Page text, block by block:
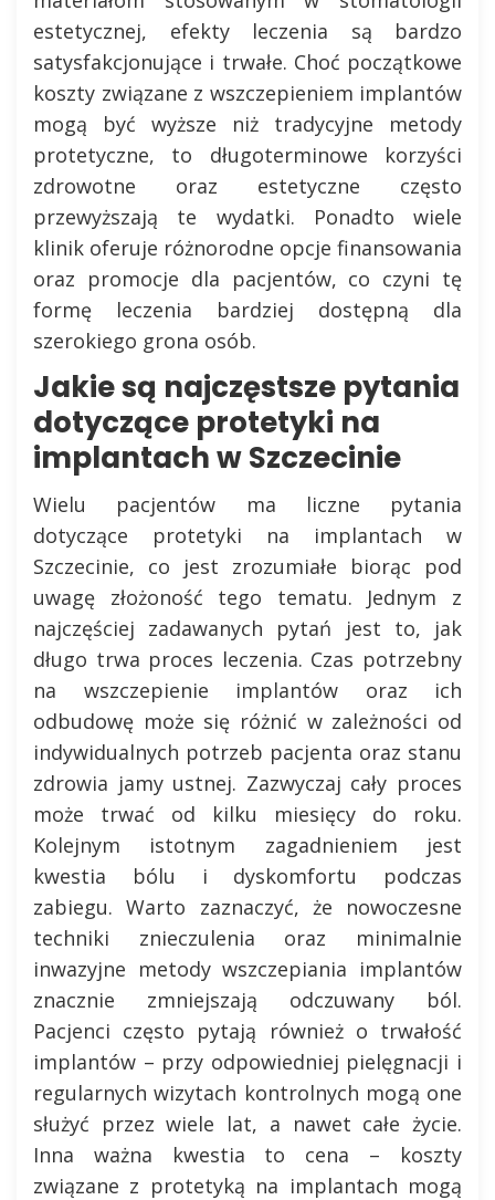
estetycznej, efekty leczenia są bardzo
satysfakcjonujące i trwałe. Choć początkowe
koszty związane z wszczepieniem implantów
mogą być wyższe niż tradycyjne metody
protetyczne, to długoterminowe korzyści
zdrowotne oraz estetyczne często
przewyższają te wydatki. Ponadto wiele
klinik oferuje różnorodne opcje finansowania
oraz promocje dla pacjentów, co czyni tę
formę leczenia bardziej dostępną dla
szerokiego grona osób.
Jakie są najczęstsze pytania
dotyczące protetyki na
implantach w Szczecinie
Wielu pacjentów ma liczne pytania
dotyczące protetyki na implantach w
Szczecinie, co jest zrozumiałe biorąc pod
uwagę złożoność tego tematu. Jednym z
najczęściej zadawanych pytań jest to, jak
długo trwa proces leczenia. Czas potrzebny
na wszczepienie implantów oraz ich
odbudowę może się różnić w zależności od
indywidualnych potrzeb pacjenta oraz stanu
zdrowia jamy ustnej. Zazwyczaj cały proces
może trwać od kilku miesięcy do roku.
Kolejnym istotnym zagadnieniem jest
kwestia bólu i dyskomfortu podczas
zabiegu. Warto zaznaczyć, że nowoczesne
techniki znieczulenia oraz minimalnie
inwazyjne metody wszczepiania implantów
znacznie zmniejszają odczuwany ból.
Pacjenci często pytają również o trwałość
implantów – przy odpowiedniej pielęgnacji i
regularnych wizytach kontrolnych mogą one
służyć przez wiele lat, a nawet całe życie.
Inna ważna kwestia to cena – koszty
związane z protetyką na implantach mogą